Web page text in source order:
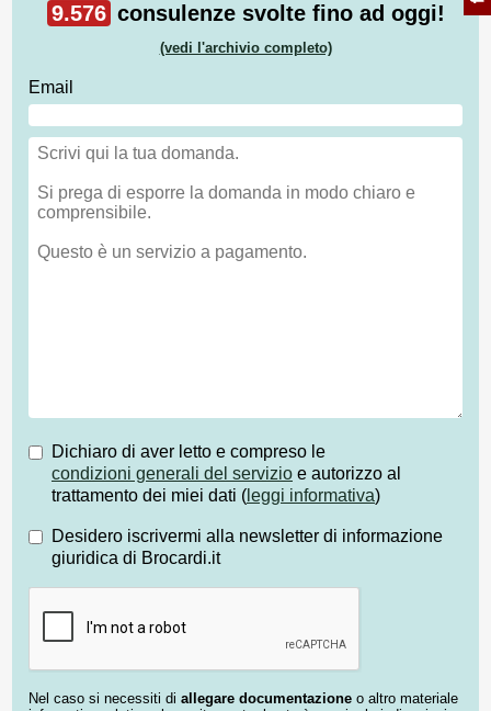
9.576 consulenze svolte fino ad oggi!
(vedi l'archivio completo)
Email
Dichiaro di aver letto e compreso le
condizioni generali del servizio e autorizzo al
trattamento dei miei dati ( leggi informativa)
Desidero iscrivermi alla newsletter di informazione
giuridica di Brocardi.it
Nel caso si necessiti di allegare documentazione o altro materiale